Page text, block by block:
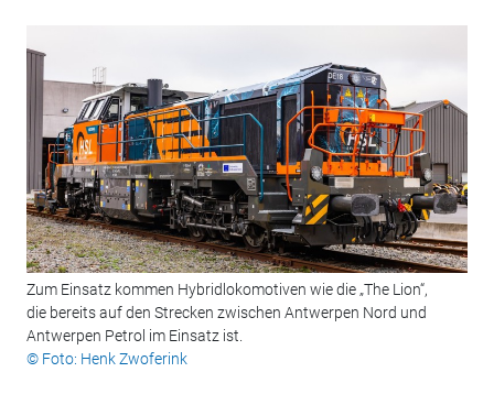
Zum Einsatz kommen Hybridlokomotiven wie die „The Lion“,
die bereits auf den Strecken zwischen Antwerpen Nord und
Antwerpen Petrol im Einsatz ist.
© Foto: Henk Zwoferink